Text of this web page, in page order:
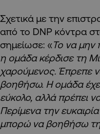
Σχετικά με την
από το DNP κόντρα
σημείωσε: «Το να μην
η ομάδα κέρδισε τη
χαρούμενος. Έπρεπε
βοηθήσω. Η ομάδα
εύκολο, αλλά πρέπει
Περίμενα την
μπορώ να βοηθήσω